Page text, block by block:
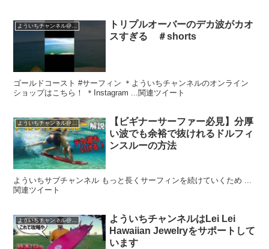
よういちチャンネル@SpiritKooks
トリプルオーバーのデカ波がカオ
スすぎる ＃shorts
ゴールドコースト #サーフィン ＊よういちチャンネルのオンライン
ショップはこちら！ ＊Instagram ...関連ツイート
よういちチャンネル@SpiritKooks
【ビギナーサーファー必見】分厚
い波でも余裕で抜けれるドルフィ
ンスルーの方法
よういちサブチャンネル もっと長くサーフィンを続けていくため ...
関連ツイート
よういちチャンネル@SpiritKooks
よういちチャンネルはLei Lei
Hawaiian Jewelryをサポートして
います